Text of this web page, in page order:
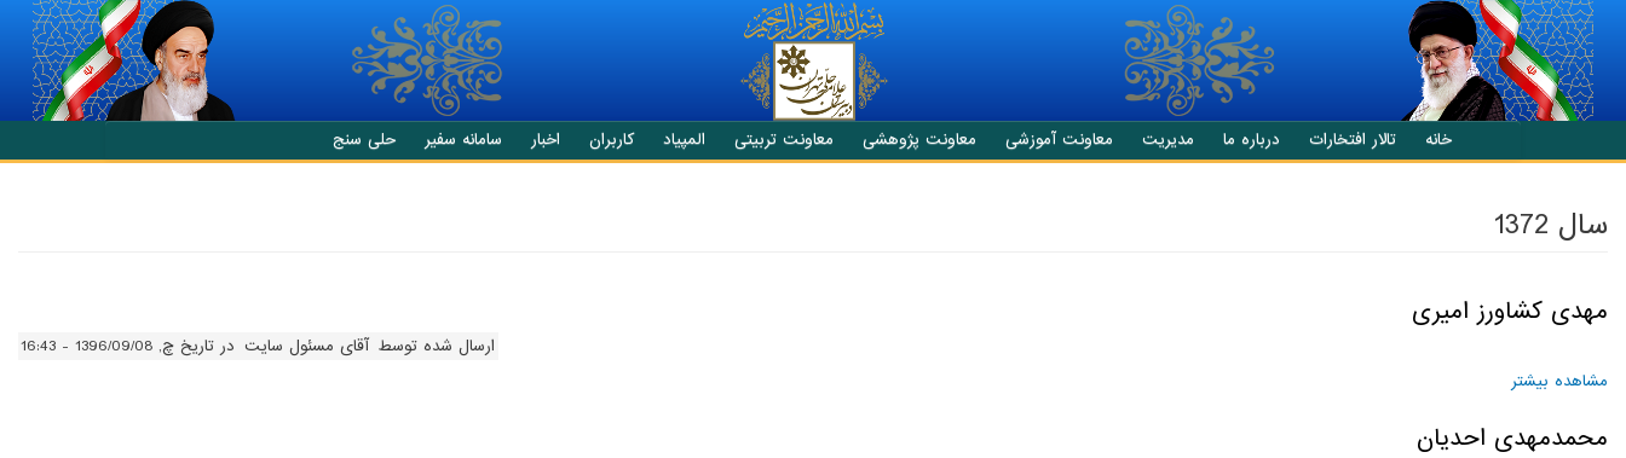
انتقال به محتوای اصلی
خانه تالار افتخارات درباره ما مدیریت معاونت آموزشی معاونت پژوهشی معاونت تربیتی المپیاد کاربران اخبار سامانه سفیر حلی سنج
سال 1372
مهدی کشاورز امیری
ارسال شده توسط آقای مسئول سایت در تاریخ چ, 1396/09/08 - 16:43
مشاهده بیشتر
محمدمهدی احدیان